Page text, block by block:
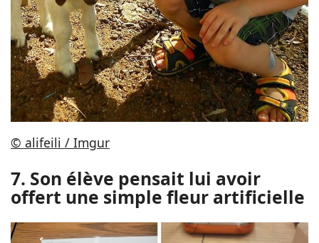
© alifeili / Imgur
7. Son élève pensait lui avoir
offert une simple fleur artificielle